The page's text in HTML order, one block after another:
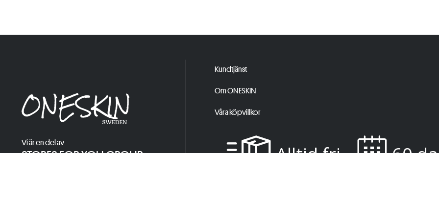
Vi är en del av
STORES FOR YOU GROUP
Kundtjänst
Om ONESKIN
Våra köpvillkor
Alltid fri
60